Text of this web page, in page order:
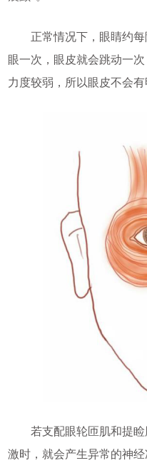
正常情况下，眼睛约每
眼一次，眼皮就会跳动一
力度较弱，所以眼皮不会有
若支配眼轮匝肌和提睑
激时，就会产生异常的神